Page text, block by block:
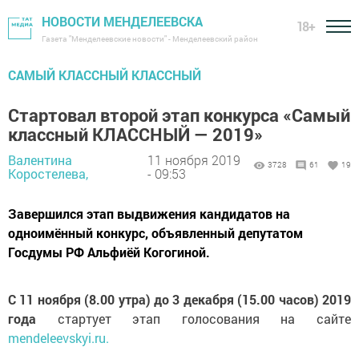
НОВОСТИ МЕНДЕЛЕЕВСКА
Газета "Менделеевские новости" - Менделеевский район
18+
САМЫЙ КЛАССНЫЙ КЛАССНЫЙ
Стартовал второй этап конкурса «Самый
классный КЛАССНЫЙ — 2019»
Валентина
Коростелева,
11 ноября 2019
- 09:53
3728 61 19
Завершился этап выдвижения кандидатов на
одноимённый конкурс, объявленный депутатом
Госдумы РФ Альфиёй Когогиной.
С 11 ноября (8.00 утра) до 3 декабря (15.00 часов) 2019
года стартует этап голосования на сайте
mendeleevskyi.ru.